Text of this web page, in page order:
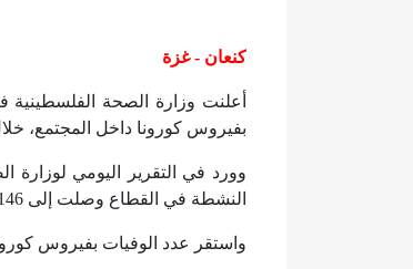
كنعان - غزة
بفيروس كورونا داخل المجتمع،
وورد في التقرير اليومي
النشطة في القطاع وصلت إلى 146 حالة، منها 31 حالة جديدة خلال اليوم.
واستقر عدد الوفيات بفيروس كورونا في غزة عند 3 حالات، 2